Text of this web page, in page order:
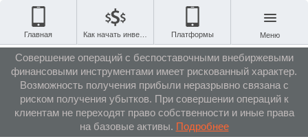
Совершение операций с беспоставочными внебиржевыми
финансовыми инструментами имеет рискованный характер.
Возможность получения прибыли неразрывно связана с
риском получения убытков. При совершении операций к
клиентам не переходят право собственности и иные права
на базовые активы. Подробнее
Главная Платформы Меню